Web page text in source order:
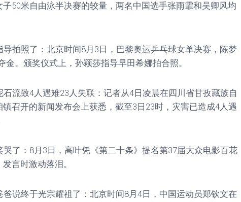
50米自由泳半决赛的较量，两名中国选手张雨霏和吴卿风均
导拍照了：北京时间8月3日，巴黎奥运乒乓球女单决赛，陈梦
金。颁奖仪式上，孙颖莎指导早田希娜拍合照。
石流致4人遇难23人失联：记者从4日凌晨在四川省甘孜藏族自
召开的新闻发布会上获悉，截至3日23时，灾害已造成4人遇
哭了：8月3日，高叶凭《第二十条》提名第37届大众电影百花
言时激动落泪。
爸说终于光宗耀祖了：北京时间8月4日，中国运动员郑钦文在